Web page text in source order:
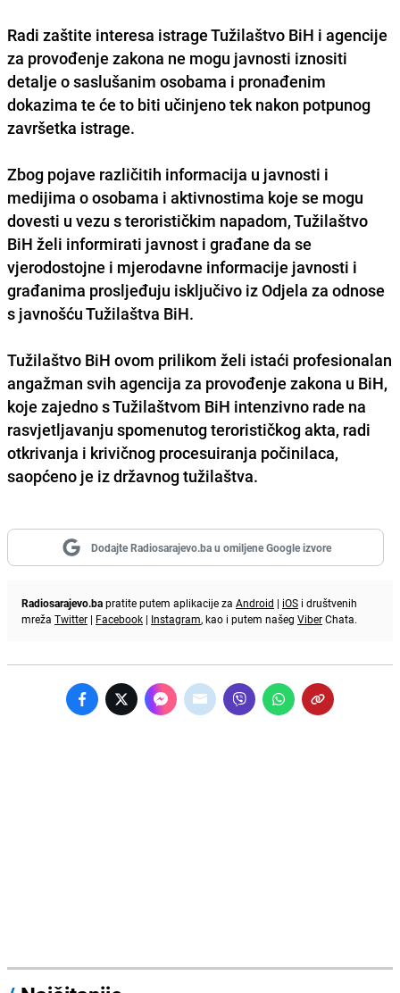
Radi zaštite interesa istrage Tužilaštvo BiH i agencije
za provođenje zakona ne mogu javnosti iznositi
detalje o saslušanim osobama i pronađenim
dokazima te će to biti učinjeno tek nakon potpunog
završetka istrage.
Zbog pojave različitih informacija u javnosti i
medijima o osobama i aktivnostima koje se mogu
dovesti u vezu s terorističkim napadom, Tužilaštvo
BiH želi informirati javnost i građane da se
vjerodostojne i mjerodavne informacije javnosti i
građanima prosljeđuju isključivo iz Odjela za odnose
s javnošću Tužilaštva BiH.
Tužilaštvo BiH ovom prilikom želi istaći profesionalan
angažman svih agencija za provođenje zakona u BiH,
koje zajedno s Tužilaštvom BiH intenzivno rade na
rasvjetljavanju spomenutog terorističkog akta, radi
otkrivanja i krivičnog procesuiranja počinilaca,
saopćeno je iz državnog tužilaštva.
Dodajte Radiosarajevo.ba u omiljene Google izvore
Radiosarajevo.bapratite putem aplikacije za Android | iOS i društvenih
mreža Twitter | Facebook | Instagram, kao i putem našeg ViberChata.